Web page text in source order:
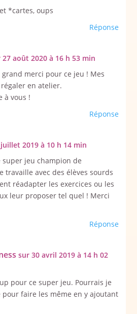
*cartes, oups
Réponse
27 août 2020 à 16 h 53 min
merci pour ce jeu ! Mes
en atelier.
à vous !
Réponse
2019 à 10 h 14 min
super jeu champion de
travaille avec des élèves sourds
réadapter les exercices ou les
leur proposer tel quel ! Merci
Réponse
sur 30 avril 2019 à 14 h 02
pour ce super jeu. Pourrais je
faire les même en y ajoutant